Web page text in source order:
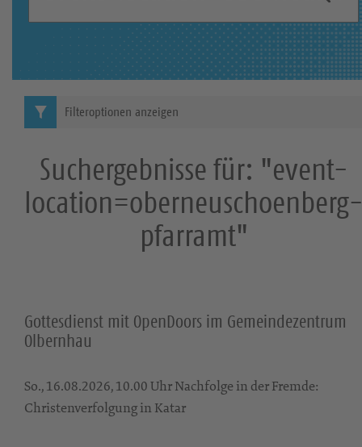
g
r
:
S
u
c
Suchergebnisse für: "event-
location=oberneuschoenberg-
pfarramt"
Gottesdienst mit OpenDoors im Gemeindezentrum
Olbernhau
So., 16.08.2026, 10.00 Uhr Nachfolge in der Fremde:
Christenverfolgung in Katar
Filteroptionen anzeigen